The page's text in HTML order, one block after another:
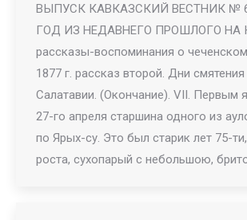
ВЫПУСК КАВКАЗСКИЙ ВЕСТНИК № 6
ГОД ИЗ НЕДАВНЕГО ПРОШЛОГО НА
рассказы-воспоминания о
1877 г. рассказ второй. Дни
Салатавии. (Окончание). VII. Первым
27-го апреля старшина одного из
по Ярых-су. Это был старик лет 75-
роста, сухопарый с небольшою,